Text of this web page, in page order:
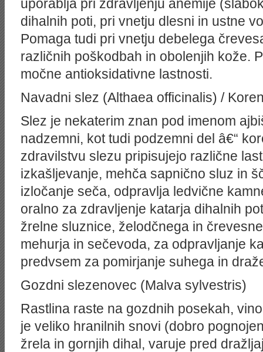
uporablja pri zdravljenju anemije
dihalnih poti, pri vnetju dlesni in ustne
Pomaga tudi pri vnetju debelega
različnih poškodbah in obolenjih kože.
močne antioksidativne lastnosti.
Navadni slez (Althaea officinalis) /
Slez je nekaterim znan pod imenom
nadzemni, kot tudi podzemni del â€“
zdravilstvu slezu pripisujejo različne
izkašljevanje, mehča sapnično sluz in
izločanje seča, odpravlja ledvične
oralno za zdravljenje katarja dihalnih
žrelne sluznice, želodčnega in
mehurja in sečevoda, za odpravljanje
predvsem za pomirjanje suhega in
Gozdni slezenovec (Malva sylvestris)
Rastlina raste na gozdnih posekah,
je veliko hranilnih snovi (dobro
žrela in gornjih dihal, varuje pred